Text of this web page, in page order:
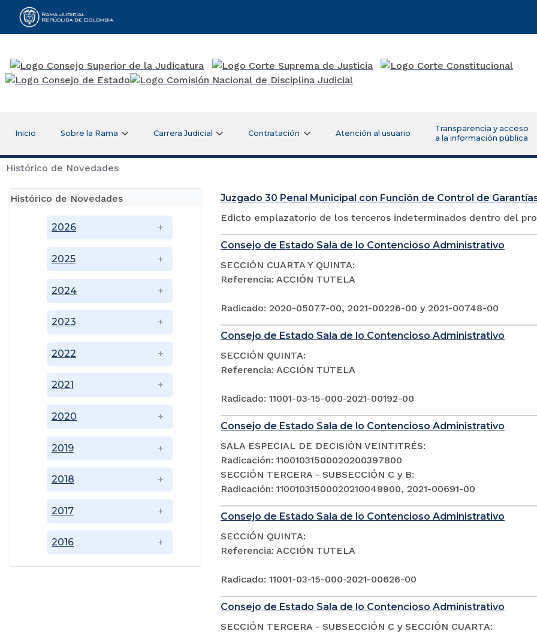
Rama Judicial
Inicio Sobre la Rama Carrera Judicial Contratación Atención al usuario
Transparencia y acceso
a la información pública
Histórico de Novedades
Histórico de Novedades
2016
2017
2018
2019
2020
2021
2022
2023
2024
2025
2026
Juzgado 30 Penal Municipal con Función de Control de
Edicto emplazatorio de los terceros indeterminados dentro del
Consejo de Estado Sala de lo Contencioso Administrativo
SECCIÓN CUARTA Y QUINTA:
Referencia: ACCIÓN TUTELA
Radicado: 2020-05077-00, 2021-00226-00 y 2021-00748-00
Consejo de Estado Sala de lo Contencioso Administrativo
SECCIÓN QUINTA:
Referencia: ACCIÓN TUTELA
Radicado: 11001-03-15-000-2021-00192-00
Consejo de Estado Sala de lo Contencioso Administrativo
SALA ESPECIAL DE DECISIÓN VEINTITRÉS:
Radicación: 11001031500020200397800
SECCIÓN TERCERA - SUBSECCIÓN C y B:
Radicación: 11001031500020210049900, 2021-00691-00
Consejo de Estado Sala de lo Contencioso Administrativo
SECCIÓN QUINTA:
Referencia: ACCIÓN TUTELA
Radicado: 11001-03-15-000-2021-00626-00
Consejo de Estado Sala de lo Contencioso Administrativo
SECCIÓN TERCERA - SUBSECCIÓN C y SECCIÓN CUARTA: